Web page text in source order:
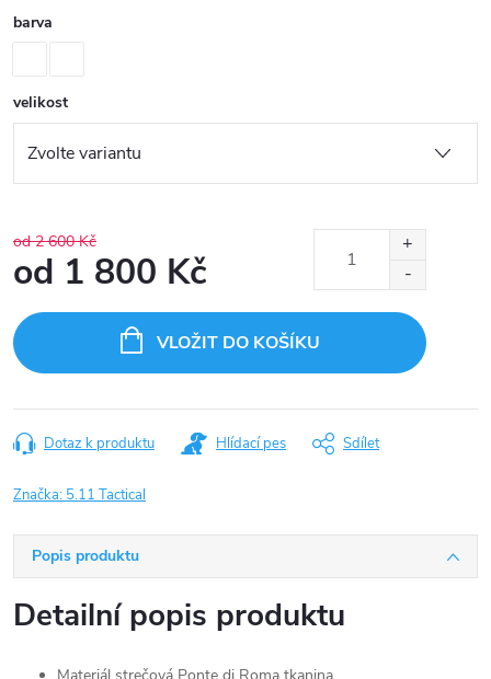
barva
velikost
od 2 600 Kč
od 1 800 Kč
cena:
VLOŽIT DO KOŠÍKU
Dotaz k produktu Hlídací pes Sdílet
Značka: 5.11 Tactical
Popis produktu
Detailní popis produktu
Materiál strečová Ponte di Roma tkanina